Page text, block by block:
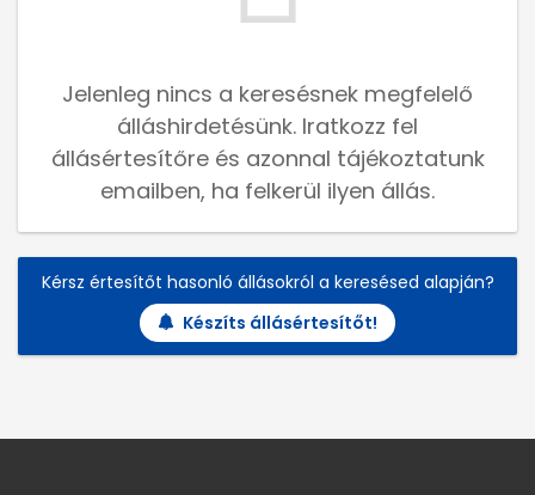
Jelenleg nincs a keresésnek megfelelő
álláshirdetésünk. Iratkozz fel
állásértesítőre és azonnal tájékoztatunk
emailben, ha felkerül ilyen állás.
Kérsz értesítőt hasonló állásokról a keresésed alapján?
Készíts állásértesítőt!